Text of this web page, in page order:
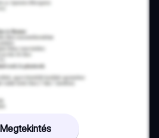
Megtekintés